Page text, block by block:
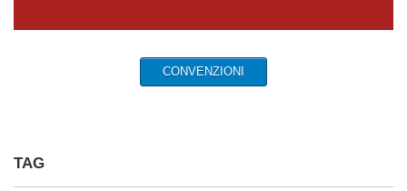
CONVENZIONI
TAG